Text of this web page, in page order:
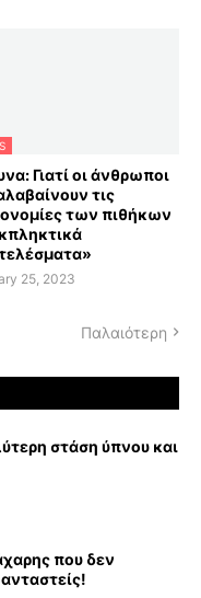
Γιατί οι άνθρωποι
τις
των πιθήκων
25, 2023
Παλαιότερη
στάση ύπνου και
που δεν